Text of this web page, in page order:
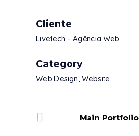
Cliente
Livetech - Agência Web
Category
Web Design, Website
Main Portfolio